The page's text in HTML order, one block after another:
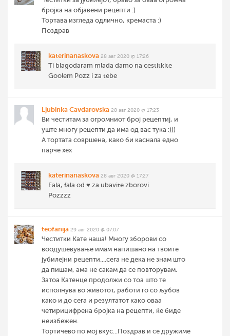
бројка на објавени рецепти :)
Тортава изгледа одлично, кремаста :)
Поздрав
katerinanaskova 28 авг 2020 @ 17:26
Ti blagodaram mlada damo na cestitkite
Goolem Pozz i za tebe
Ljubinka Cavdarovska 28 авг 2020 @ 17:23
Ви честитам за огромниот број рецептиј, и
уште многу рецепти да има од вас тука :)))
А тортата совршена, како би каснала едно
парче хех
katerinanaskova 28 авг 2020 @ 17:27
Fala, fala od ♥️ za ubavite zborovi
Pozzzz
teofanija 29 авг 2020 @ 07:07
Честитки Кате наша! Многу зборови со
воодушевување имам напишано на твоите
јубилејни рецепти....сега не дека не знам што
да пишам, ама не сакам да се повторувам.
Затоа Катенце продолжи со тоа што те
исполнува во животот, работи го со љубов
како и до сега и резултатот како оваа
четирицифрена бројка на рецепти, ќе биде
неизбежен.
Тортичево по мој вкус...Поздрав и се дружиме